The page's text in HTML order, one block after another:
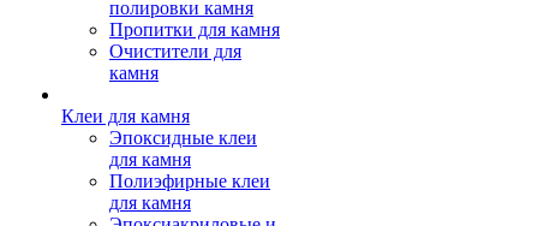
полировки камня
Пропитки для камня
Очистители для
камня
Клеи для камня
Эпоксидные клеи
для камня
Полиэфирные клеи
для камня